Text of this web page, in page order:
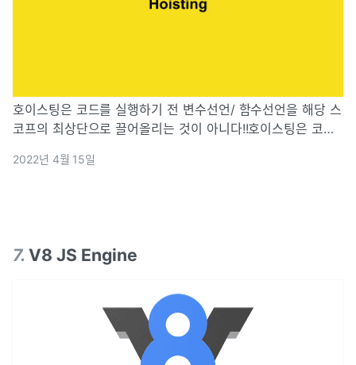
호이스팅은 코드를 실행하기 전 변수선언/ 함수선언을 해당 스
코프의 최상단으로 끌어올리는 것이 아니다!!호이스팅은 코드
끌어 올려진 것 같은 현상을 말한다. 자바스크립트 엔진은 코
2022년 4월 15일
7. V8 JS Engine